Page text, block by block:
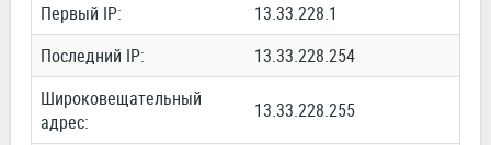
Первый IP:
13.33.228.1
Последний IP:
13.33.228.254
Широковещательный
адрес:
13.33.228.255